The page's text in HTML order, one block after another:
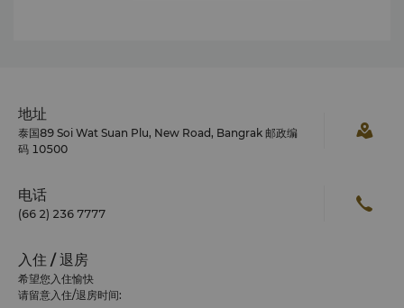
地址
泰国89 Soi Wat Suan Plu, New Road, Bangrak 邮政编
码 10500
电话
(66 2) 236 7777
入住 / 退房
希望您入住愉快
请留意入住/退房时间: